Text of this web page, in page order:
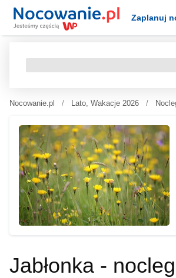
Zaplanuj
Nocowanie.pl Lato, Wakacje 2026
Jabłonka -